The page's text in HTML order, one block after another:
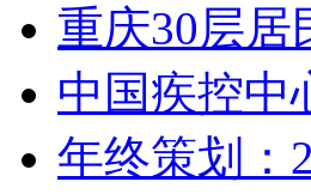
重庆30层
中国疾控中
年终策划：